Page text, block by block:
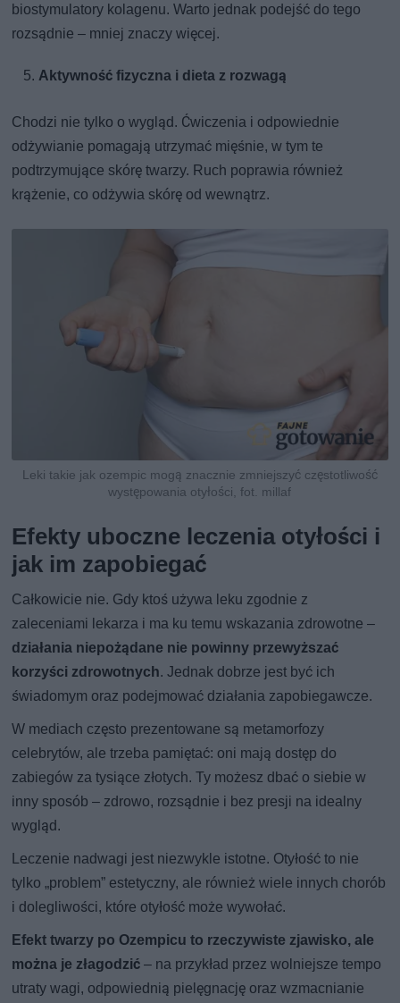
biostymulatory kolagenu. Warto jednak podejść do tego
rozsądnie – mniej znaczy więcej.
Aktywność fizyczna i dieta z rozwagą
Chodzi nie tylko o wygląd. Ćwiczenia i odpowiednie
odżywianie pomagają utrzymać mięśnie, w tym te
podtrzymujące skórę twarzy. Ruch poprawia również
krążenie, co odżywia skórę od wewnątrz.
Leki takie jak ozempic mogą znacznie zmniejszyć częstotliwość
występowania otyłości, fot. millaf
Efekty uboczne leczenia otyłości i
jak im zapobiegać
Całkowicie nie. Gdy ktoś używa leku zgodnie z
zaleceniami lekarza i ma ku temu wskazania zdrowotne –
działania niepożądane nie powinny przewyższać
korzyści zdrowotnych. Jednak dobrze jest być ich
świadomym oraz podejmować działania zapobiegawcze.
W mediach często prezentowane są metamorfozy
celebrytów, ale trzeba pamiętać: oni mają dostęp do
zabiegów za tysiące złotych. Ty możesz dbać o siebie w
inny sposób – zdrowo, rozsądnie i bez presji na idealny
wygląd.
Leczenie nadwagi jest niezwykle istotne. Otyłość to nie
tylko „problem” estetyczny, ale również wiele innych chorób
i dolegliwości, które otyłość może wywołać.
Efekt twarzy po Ozempicu to rzeczywiste zjawisko, ale
można je złagodzić – na przykład przez wolniejsze tempo
utraty wagi, odpowiednią pielęgnację oraz wzmacnianie